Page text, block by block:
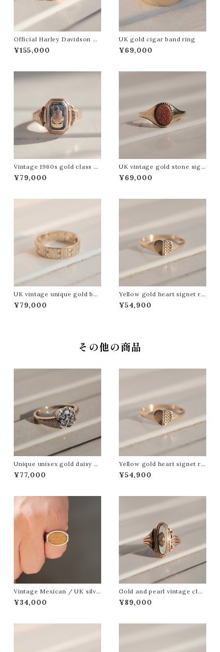
Official Harley Davidson g
old logo ring
¥155,000
UK gold cigar band ring
¥69,000
Vintage 1960s gold class ri
ng
¥79,000
UK vintage gold stone sign
et ring
¥69,000
UK vintage unique gold ban
d ring
¥79,000
Yellow gold heart signet ri
ng
¥54,900
その他の商品
Unique unisex gold daisy ri
ng
¥77,000
Yellow gold heart signet ri
ng
¥54,900
Vintage Mexican / UK silve
r and tiger’s eye signet ring
¥34,000
Gold and pearl vintage clas
s ring, graduation year 194
9
¥89,000